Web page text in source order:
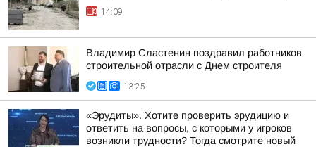
14:09
Владимир Сластенин поздравил работников
строительной отрасли с Днем строителя
13:25
«Эрудиты». Хотите проверить эрудицию и
ответить на вопросы, с которыми у игроков
возникли трудности? Тогда смотрите новый